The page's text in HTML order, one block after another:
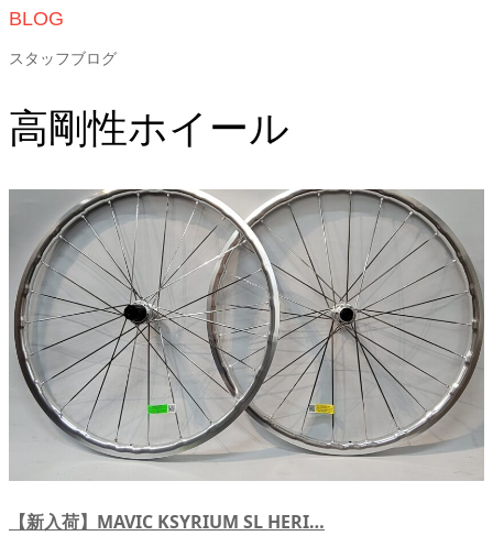
BLOG
スタッフブログ
高剛性ホイール
【新入荷】MAVIC KSYRIUM SL HERI…